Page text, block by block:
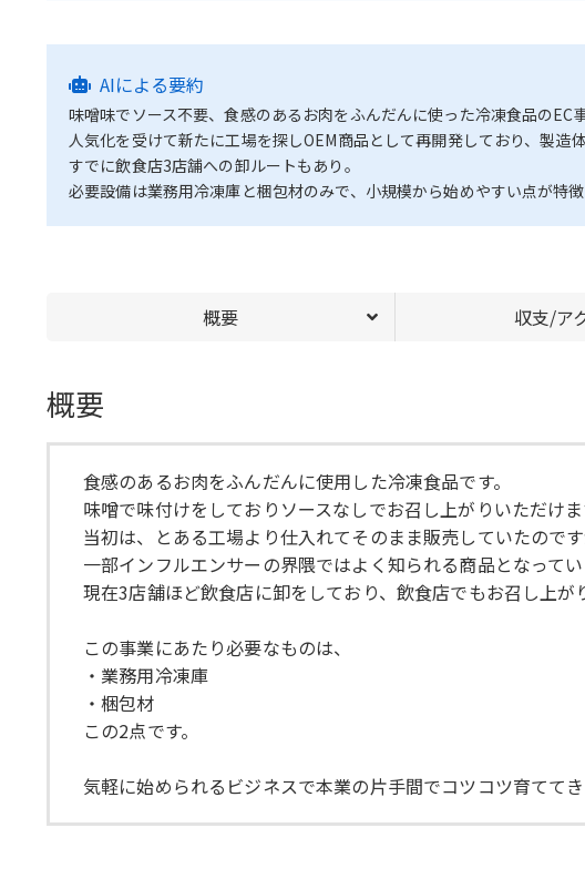
AIによる要約
味噌味でソース不要、食感のあるお肉をふんだんに使った冷凍食品のEC事
人気化を受けて新たに工場を探しOEM商品として再開発しており、製造
すでに飲食店3店舗への卸ルートもあり。
必要設備は業務用冷凍庫と梱包材のみで、小規模から始めやすい点が特徴
概要 収支/ア
概要
食感のあるお肉をふんだんに使用した冷凍食品です。
味噌で味付けをしておりソースなしでお召し上がりいただけま
当初は、とある工場より仕入れてそのまま販売していたので
一部インフルエンサーの界隈ではよく知られる商品となってい
現在3店舗ほど飲食店に卸をしており、飲食店でもお召し上が
この事業にあたり必要なものは、
・業務用冷凍庫
・梱包材
この2点です。
気軽に始められるビジネスで本業の片手間でコツコツ育てて